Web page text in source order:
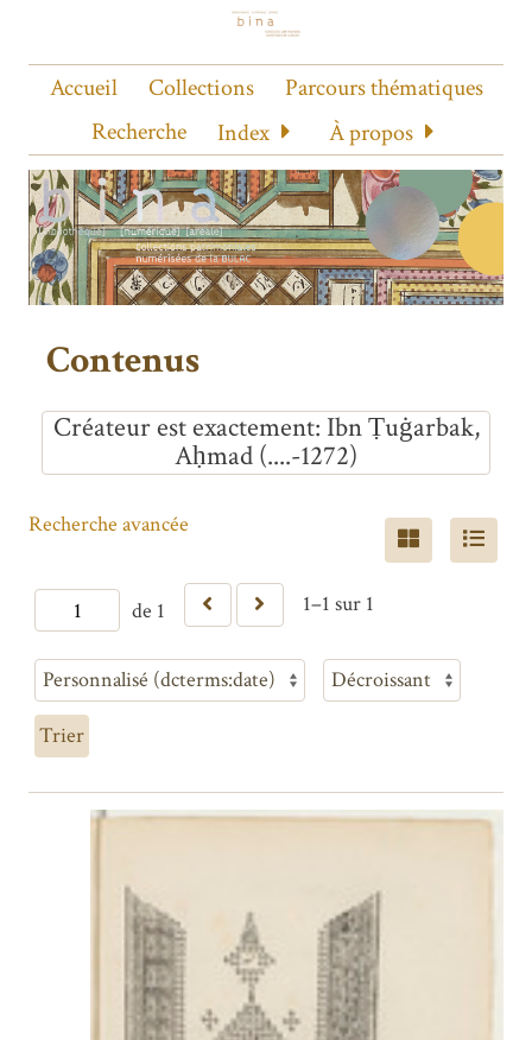
Accueil Collections
Parcours thématiques
Recherche
Index À propos
Contenus
Créateur est exactement Ibn Ṭuġarbak,
Aḥmad (....-1272)
de 1 1–1 sur 1
Recherche avancée
Trier